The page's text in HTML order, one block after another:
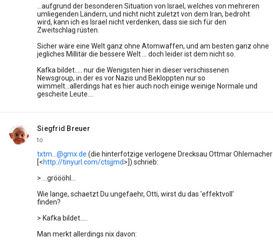
...aufgrund der besonderen Situation von Israel, welches von mehreren
umliegenden Ländern, und nicht nicht zuletzt von dem Iran, bedroht
wird, kann ich es Israel nicht verdenken, dass sie sich für den
Zweitschlag rüsten.
Sicher wäre eine Welt ganz ohne Atomwaffen, und am besten ganz ohne
jegliches Millitär die bessere Welt ... doch leider ist dem nicht so.
Kafka bildet..... nur die Wenigsten hier in dieser verschissenen
Newsgroup, in der es vor Nazis und Bekloppten nur so
wimmelt...allerdings hat es hier auch noch einige weinige Normale und
gescheite Leute....
Siegfrid Breuer
unread,
to
txtm...@gmx.de (die hinterfotzige verlogene Drecksau Ottmar Ohlemacher
[<http://tinyurl.com/ctsjjmd>]) schrieb:
> ...gröööhl...
Wie lange, schaetzt Du ungefaehr, Otti, wirst du das 'effektvoll'
finden?
> Kafka bildet.....
Man merkt allerdings nix davon: